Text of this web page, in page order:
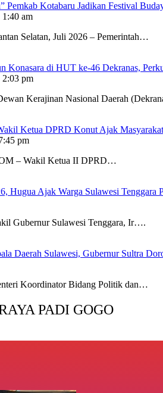
Pemkab Kotabaru Jadikan Festival
am
Selatan, Juli 2026 – Pemerintah…
Konasara di HUT ke-46 Dekranas,
2:03 pm
Kerajinan Nasional Daerah
Ketua DPRD Konut Ajak Masyarakat
pm
– Wakil Ketua II DPRD…
Hugua Ajak Warga Sulawesi Tenggara
Gubernur Sulawesi Tenggara, Ir….
Daerah Sulawesi, Gubernur Sultra
Koordinator Bidang Politik dan…
PADI GOGO